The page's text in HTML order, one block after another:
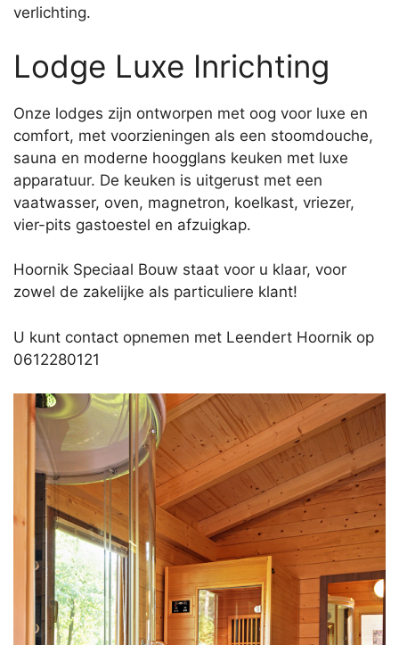
verlichting.
Lodge Luxe Inrichting
Onze lodges zijn ontworpen met oog voor luxe en
comfort, met voorzieningen als een stoomdouche,
sauna en moderne hoogglans keuken met luxe
apparatuur. De keuken is uitgerust met een
vaatwasser, oven, magnetron, koelkast, vriezer,
vier-pits gastoestel en afzuigkap.
Hoornik Speciaal Bouw staat voor u klaar, voor
zowel de zakelijke als particuliere klant!
U kunt contact opnemen met Leendert Hoornik op
0612280121